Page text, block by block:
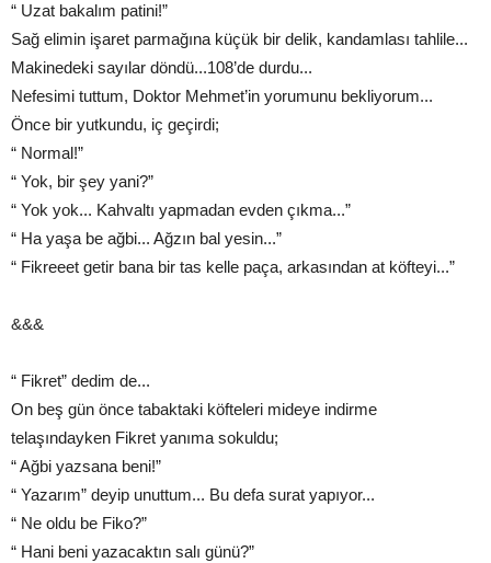
“ Uzat bakalım patini!”
Sağ elimin işaret parmağına küçük bir delik, kandamlası tahlile...
Makinedeki sayılar döndü...108’de durdu...
Nefesimi tuttum, Doktor Mehmet’in yorumunu bekliyorum...
Önce bir yutkundu, iç geçirdi;
“ Normal!”
“ Yok, bir şey yani?”
“ Yok yok... Kahvaltı yapmadan evden çıkma...”
“ Ha yaşa be ağbi... Ağzın bal yesin...”
“ Fikreeet getir bana bir tas kelle paça, arkasından at köfteyi...”
&&&
“ Fikret” dedim de...
On beş gün önce tabaktaki köfteleri mideye indirme
telaşındayken Fikret yanıma sokuldu;
“ Ağbi yazsana beni!”
“ Yazarım” deyip unuttum... Bu defa surat yapıyor...
“ Ne oldu be Fiko?”
“ Hani beni yazacaktın salı günü?”